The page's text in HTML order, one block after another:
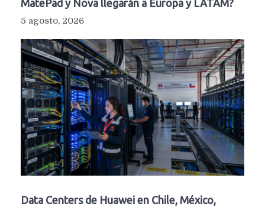
MatePad y Nova llegarán a Europa y LATAM?
5 agosto, 2026
Data Centers de Huawei en Chile, México,